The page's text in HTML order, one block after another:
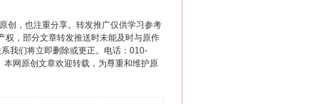
创，也注重分享。转发推广仅供学习参考
权，部分文章转发推送时未能及时与原作
我们将立即删除或更正。电话：010-
网原创文章欢迎转载，为尊重和维护原